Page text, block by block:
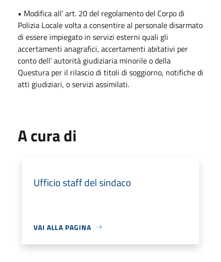
• Modifica all’ art. 20 del regolamento del Corpo di
Polizia Locale volta a consentire al personale disarmato
di essere impiegato in servizi esterni quali gli
accertamenti anagrafici, accertamenti abitativi per
conto dell’ autorità giudiziaria minorile o della
Questura per il rilascio di titoli di soggiorno, notifiche di
atti giudiziari, o servizi assimilati.
A cura di
Ufficio staff del sindaco
VAI ALLA PAGINA